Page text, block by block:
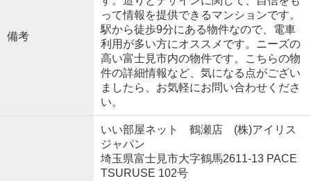
備考
って情報を提供できるマンションです。
駅から徒歩9分にある物件なので、電車
利用が多い方にオススメです。ニーズの
高い富士見市内の物件です。こちらの物
件の詳細情報など、気になる点がござい
ましたら、お気軽にお問い合わせくださ
い。
いい部屋ネット 鶴瀬店 (株)アイリス
ジャパン
埼玉県富士見市大字鶴馬2611-13 PACE
TSURUSE 102号